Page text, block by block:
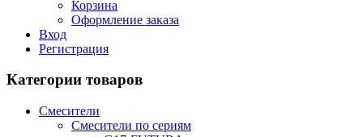
Корзина
Оформление заказа
Вход
Регистрация
Категории товаров
Смесители
Смесители по сериям